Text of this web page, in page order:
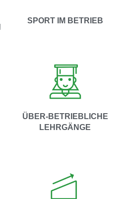
SPORT IM BETRIEB
ÜBER-BETRIEBLICHE
LEHRGÄNGE